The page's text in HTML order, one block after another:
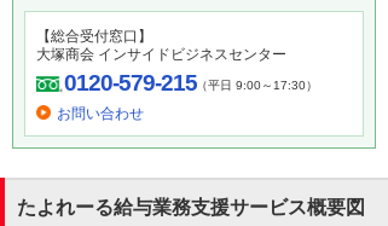
【総合受付窓口】
大塚商会 インサイドビジネスセンター
0120-579-215（平日 9:00～17:30）
お問い合わせ
たよれーる給与業務支援サービス概要図